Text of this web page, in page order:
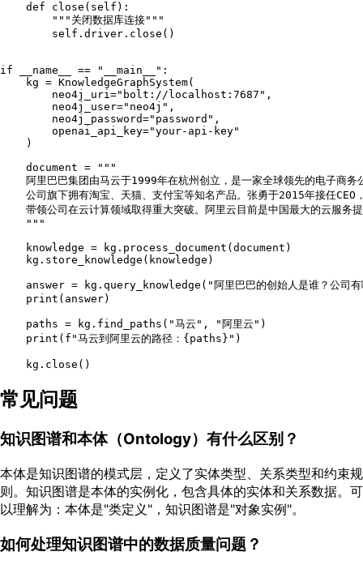
def
close ( self ):
"""关闭数据库连接"""
self .driver.close()
if __name__ == "__main__" :
    kg = KnowledgeGraphSystem(
        neo4j_uri=
"bolt://localhost:7687" ,
        neo4j_user=
"neo4j" ,
        neo4j_password=
"password" ,
        openai_api_key=
"your-api-key"
    )
    document =
"""
阿里巴巴集团由马云于1999年在杭州创立，是一家全球领先的电子商务
公司旗下拥有淘宝、天猫、支付宝等知名产品。张勇于2015年接任CEO
带领公司在云计算领域取得重大突破。阿里云目前是中国最大的云服务
    """
    knowledge = kg.process_document(document)
    kg.store_knowledge(knowledge)
    answer = kg.query_knowledge(
"阿里巴巴的创始人是谁？公司
print (answer)
    paths = kg.find_paths(
"马云" , "阿里云" )
print ( f"马云到阿里云的路径： {paths} " )
常见问题
知识图谱和本体（Ontology）有什么区别？
本体是知识图谱的模式层，定义了实体类型、关系类型和约束规
则。知识图谱是本体的实例化，包含具体的实体和关系数据。可
以理解为：本体是"类定义"，知识图谱是"对象实例"。
如何处理知识图谱中的数据质量问题？